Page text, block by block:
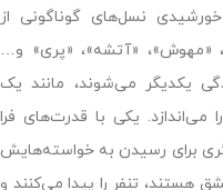
توضیحات: در سال‌های ١٣٣٢ تا ١٣٩٠ خورشیدی نسل‌های گوناگونی از
«مهوش»، «آتشه»، «پری» و…
یکدیگر می‌شوند، مانند یک
می‌اندازد. یکی با قدرت‌های فرا
برای رسیدن به خواسته‌هایش
هستند، تنفر را پیدا می‌کنند و